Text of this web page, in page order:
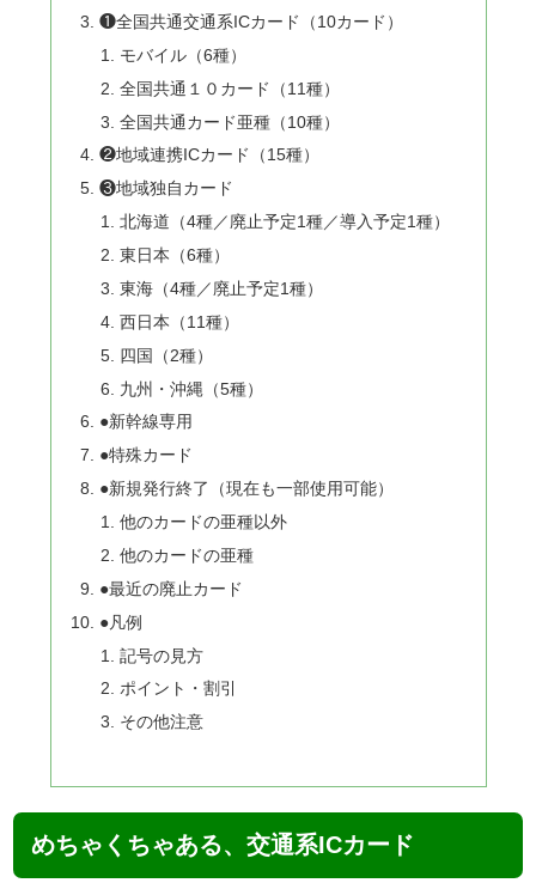
❶全国共通交通系ICカード（10カード）
モバイル（6種）
全国共通１０カード（11種）
全国共通カード亜種（10種）
❷地域連携ICカード（15種）
❸地域独自カード
北海道（4種／廃止予定1種／導入予定1種）
東日本（6種）
東海（4種／廃止予定1種）
西日本（11種）
四国（2種）
九州・沖縄（5種）
●新幹線専用
●特殊カード
●新規発行終了（現在も一部使用可能）
他のカードの亜種以外
他のカードの亜種
●最近の廃止カード
●凡例
記号の見方
ポイント・割引
その他注意
めちゃくちゃある、交通系ICカード